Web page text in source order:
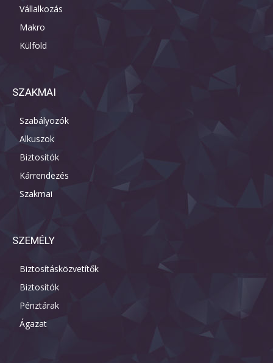
Vállalkozás
Makro
Külföld
SZAKMAI
Szabályozók
Alkuszok
Biztosítók
Kárrendezés
Szakmai
SZEMÉLY
Biztosításközvetítők
Biztosítók
Pénztárak
Ágazat